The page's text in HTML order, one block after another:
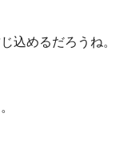
込めるだろうね。